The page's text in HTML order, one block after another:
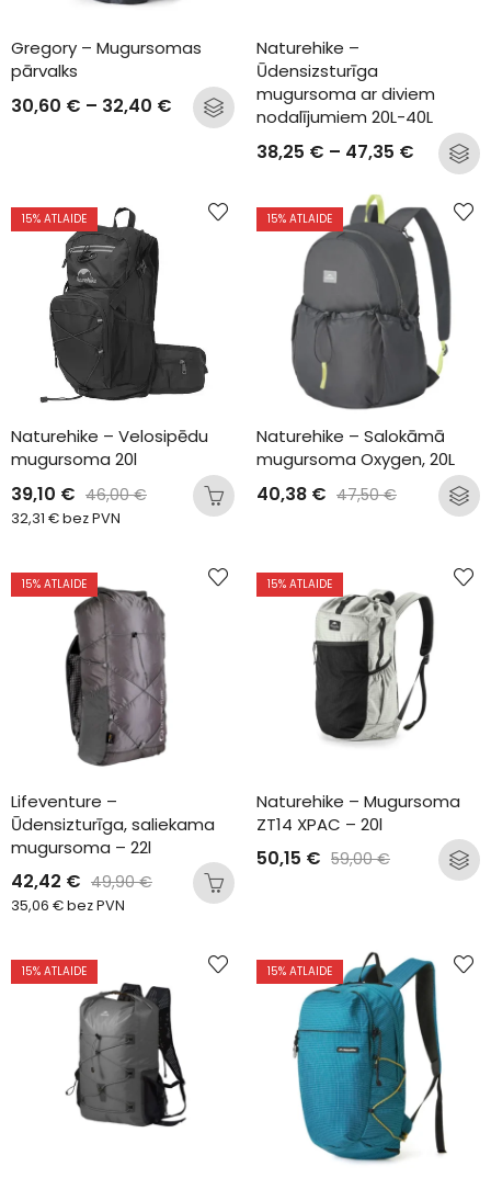
Gregory – Mugursomas
pārvalks
30,60 € – 32,40 €
Naturehike –
Ūdensizsturīga
mugursoma ar diviem
nodalījumiem 20L-40L
38,25 € – 47,35 €
15% ATLAIDE
Naturehike – Velosipēdu
mugursoma 20l
39,10 € 46,00€
32,31 €bez PVN
15% ATLAIDE
Naturehike – Salokāmā
mugursoma Oxygen, 20L
40,38 € 47,50€
15% ATLAIDE
Lifeventure –
Ūdensizturīga, saliekama
mugursoma – 22l
42,42 € 49,90€
35,06 €bez PVN
15% ATLAIDE
Naturehike – Mugursoma
ZT14 XPAC – 20l
50,15 € 59,00€
15% ATLAIDE 15% ATLAIDE